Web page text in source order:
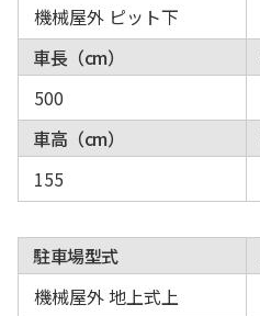
機械屋外 ピット下
車長（cm）
500
車高（cm）
155
駐車場型式
機械屋外 地上式上